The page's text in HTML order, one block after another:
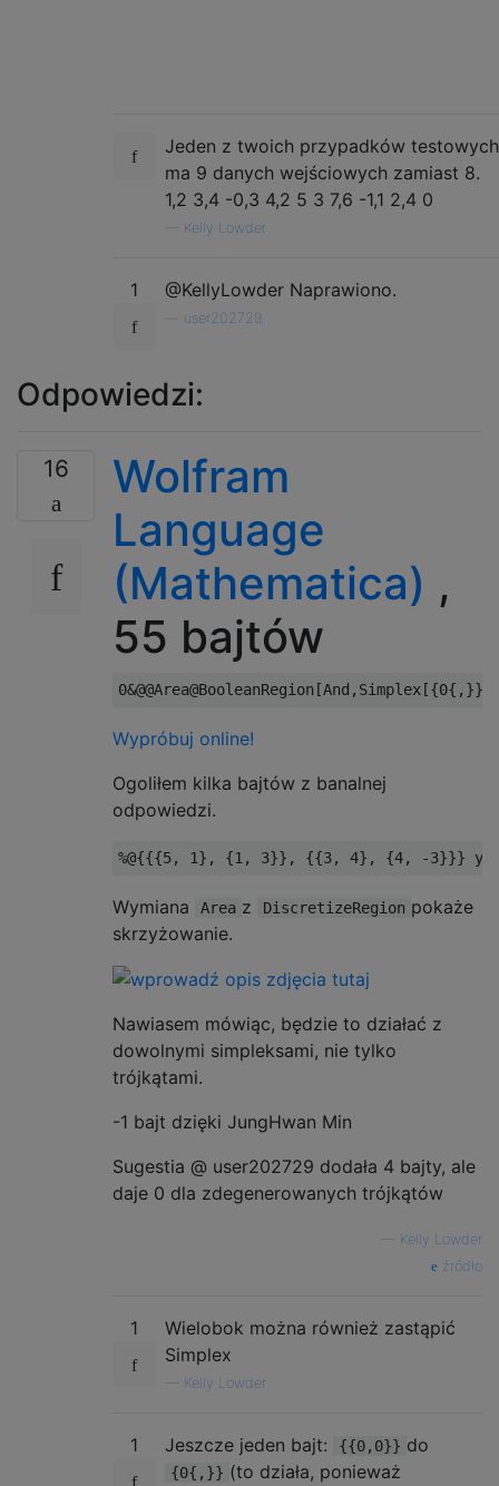
Jeden z twoich przypadków testowych
ma 9 danych wejściowych zamiast 8.
1,2 3,4 -0,3 4,2 5 3 7,6 -1,1 2,4 0
Kelly Lowder
1 @KellyLowder Naprawiono.
user202729,
Odpowiedzi:
16
Wolfram
Language
(Mathematica) ,
55 bajtów
Wypróbuj online!
Ogoliłem kilka bajtów z banalnej
odpowiedzi.
Wymiana Area z DiscretizeRegion pokaże
skrzyżowanie.
Nawiasem mówiąc, będzie to działać z
dowolnymi simpleksami, nie tylko
trójkątami.
-1 bajt dzięki JungHwan Min
Sugestia @ user202729 dodała 4 bajty, ale
daje 0 dla zdegenerowanych trójkątów
Kelly Lowder
źródło
1
Wielobok można również zastąpić
Simplex
Kelly Lowder
1 Jeszcze jeden bajt: {{0,0}} do
{0{,}} (to działa, ponieważ